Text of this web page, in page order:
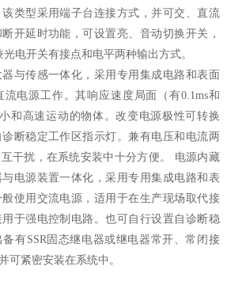
类型采用端子台连接方式，并可交、直流
开延时功能，可设置亮、音动切换开关，
电开关有接点和电平两种输出方式。
与传感一体化，采用专用集成电路和表面
电源工作。其响应速度局面（有0.1ms和
和高速运动的物体。改变电源极性可转换
断稳定工作区指示灯。兼有电压和电流两
干扰，在系统安装中十分方便。 电源内藏
电源装置一体化，采用专用集成电路和表
使用交流电源，适用于在生产现场取代接
于强电控制电路。也可自行设置自诊断稳
有SSR固态继电器或继电器常开、常闭接
可紧密安装在系统中。